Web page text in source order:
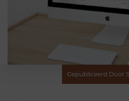
Gepubliceerd Door